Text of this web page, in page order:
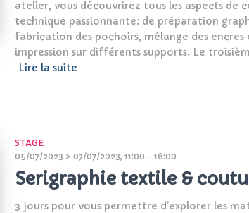
atelier, vous découvrirez tous les aspects de
technique passionnante: de préparation
fabrication des pochoirs, mélange des encres
impression sur différents supports. Le
Lire la suite
STAGE
05/07/2023 > 07/07/2023, 11:00 - 16:00
Serigraphie textile &
3 jours pour vous permettre d’explorer les